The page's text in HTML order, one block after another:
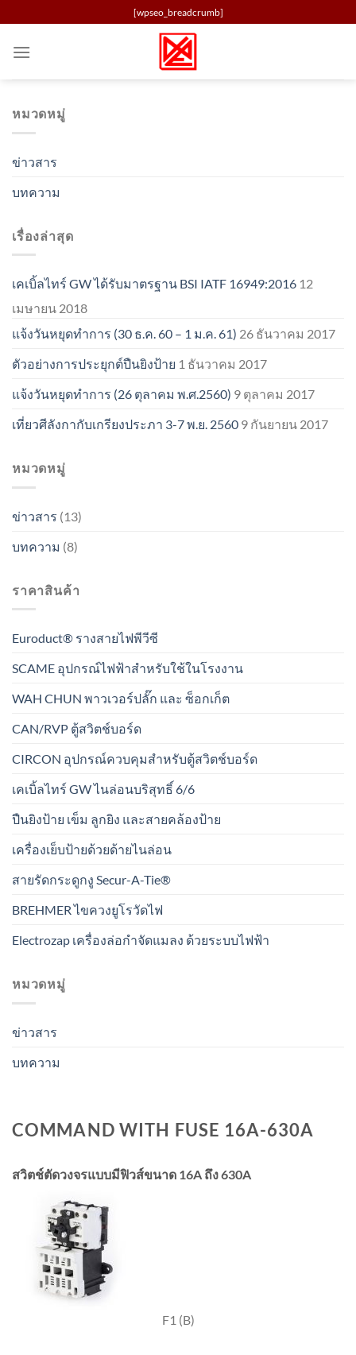
to
content
[wpseo_breadcrumb]
COMMAND WITH FUSE 16A-630A
สวิตช์ตัดวงจรแบบมีฟิวส์ขนาด 16A ถึง 630A
F1 (B)
หมวดหมู่
ข่าวสาร
บทความ
เรื่องล่าสุด
เคเบิ้ลไทร์ GW ได้รับมาตรฐาน BSI IATF 16949:2016 12
เมษายน 2018
แจ้งวันหยุดทำการ (30 ธ.ค. 60 – 1 ม.ค. 61) 26 ธันวาคม 2017
ตัวอย่างการประยุกต์ปืนยิงป้าย 1 ธันวาคม 2017
แจ้งวันหยุดทำการ (26 ตุลาคม พ.ศ.2560) 9 ตุลาคม 2017
เที่ยวศีลังกากับเกรียงประภา 3-7 พ.ย. 2560 9 กันยายน 2017
หมวดหมู่
ข่าวสาร (13)
บทความ (8)
ราคาสินค้า
Euroduct® รางสายไฟพีวีซี
SCAME อุปกรณ์ไฟฟ้าสำหรับใช้ในโรงงาน
WAH CHUN พาวเวอร์ปลั๊ก และ ซ็อกเก็ต
CAN/RVP ตู้สวิตช์บอร์ด
CIRCON อุปกรณ์ควบคุมสำหรับตู้สวิตช์บอร์ด
เคเบิ้ลไทร์ GW ไนล่อนบริสุทธิ์ 6/6
ปืนยิงป้าย เข็ม ลูกยิง และสายคล้องป้าย
เครื่องเย็บป้ายด้วยด้ายไนล่อน
สายรัดกระดูกงู Secur-A-Tie®
BREHMER ไขควงยูโรวัดไฟ
Electrozap เครื่องล่อกำจัดแมลง ด้วยระบบไฟฟ้า
หมวดหมู่
ข่าวสาร
บทความ